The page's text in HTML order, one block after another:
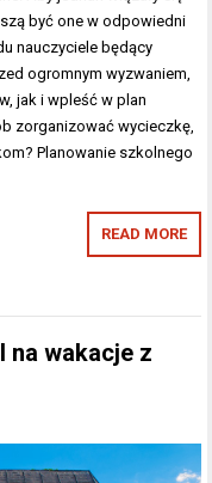
być one w odpowiedni
nauczyciele będący
ogromnym wyzwaniem,
jak i wpleść w plan
zorganizować wycieczkę,
Planowanie szkolnego
READ MORE
na wakacje z